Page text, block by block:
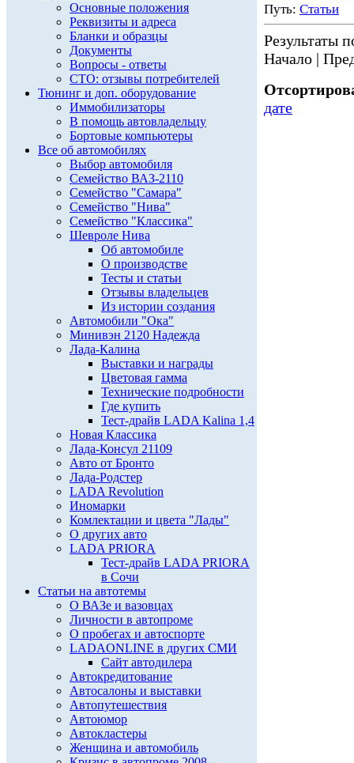
Основные положения
Реквизиты и адреса
Бланки и образцы
Документы
Вопросы - ответы
СТО: отзывы потребителей
Тюнинг и доп. оборудование
Иммобилизаторы
В помощь автовладельцу
Бортовые компьютеры
Все об автомобилях
Выбор автомобиля
Семейство ВАЗ-2110
Семейство "Самара"
Семейство "Нива"
Семейство "Классика"
Шевроле Нива
Об автомобиле
О производстве
Тесты и статьи
Отзывы владельцев
Из истории создания
Автомобили "Ока"
Минивэн 2120 Надежда
Лада-Калина
Выставки и награды
Цветовая гамма
Технические подробности
Где купить
Тест-драйв LADA Kalina 1,4
Новая Классика
Лада-Консул 21109
Авто от Бронто
Лада-Родстер
LADA Revolution
Иномарки
Комлектации и цвета "Лады"
О других авто
LADA PRIORA
Тест-драйв LADA PRIORA
в Сочи
Статьи на автотемы
О ВАЗе и вазовцах
Личности в автопроме
О пробегах и автоспорте
LADAONLINE в других СМИ
Сайт автодилера
Автокредитование
Автосалоны и выставки
Автопутешествия
Автоюмор
Автокластеры
Женщина и автомобиль
Путь: Статьи
Результаты
Начало |
дате